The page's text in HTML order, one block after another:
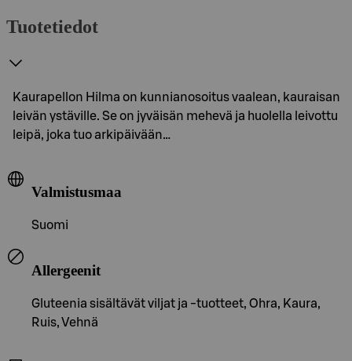
Tuotetiedot
Kaurapellon Hilma on kunnianosoitus vaalean, kauraisan
leivän ystäville. Se on jyväisän mehevä ja huolella leivottu
leipä, joka tuo arkipäivään…
Valmistusmaa
Suomi
Allergeenit
Gluteenia sisältävät viljat ja -tuotteet, Ohra, Kaura,
Ruis, Vehnä